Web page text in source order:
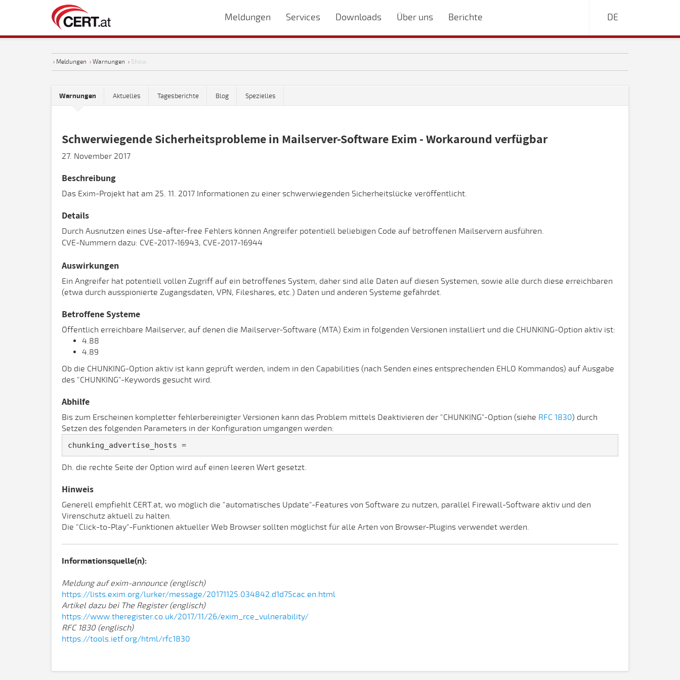
Meldungen Services Downloads Über uns Berichte DE
› Meldungen › Warnungen › Show
Warnungen Aktuelles Tagesberichte Blog Spezielles
Schwerwiegende Sicherheitsprobleme in Mailserver-Software Exim - Workaround verfügbar
27. November 2017
Beschreibung
Das Exim-Projekt hat am 25. 11. 2017 Informationen zu einer schwerwiegenden Sicherheitslücke veröffentlicht.
Details
Durch Ausnutzen eines Use-after-free Fehlers können Angreifer potentiell beliebigen Code auf betroffenen Mailservern ausführen.
CVE-Nummern dazu: CVE-2017-16943, CVE-2017-16944
Auswirkungen
Ein Angreifer hat potentiell vollen Zugriff auf ein betroffenes System, daher sind alle Daten auf diesen Systemen, sowie alle durch diese erreichbaren
(etwa durch ausspionierte Zugangsdaten, VPN, Fileshares, etc.) Daten und anderen Systeme gefährdet.
Betroffene Systeme
Öffentlich erreichbare Mailserver, auf denen die Mailserver-Software (MTA) Exim in folgenden Versionen installiert und die CHUNKING-Option aktiv ist:
4.88
4.89
Ob die CHUNKING-Option aktiv ist kann geprüft werden, indem in den Capabilities (nach Senden eines entsprechenden EHLO Kommandos) auf Ausgabe
des "CHUNKING"-Keywords gesucht wird.
Abhilfe
Bis zum Erscheinen kompletter fehlerbereinigter Versionen kann das Problem mittels Deaktivieren der "CHUNKING"-Option (siehe RFC 1830) durch
Setzen des folgenden Parameters in der Konfiguration umgangen werden:
chunking_advertise_hosts =
Dh. die rechte Seite der Option wird auf einen leeren Wert gesetzt.
Hinweis
Generell empfiehlt CERT.at, wo möglich die "automatisches Update"-Features von Software zu nutzen, parallel Firewall-Software aktiv und den
Virenschutz aktuell zu halten.
Die "Click-to-Play"-Funktionen aktueller Web Browser sollten möglichst für alle Arten von Browser-Plugins verwendet werden.
Informationsquelle(n):
Meldung auf exim-announce (englisch)
https://lists.exim.org/lurker/message/20171125.034842.d1d75cac.en.html
Artikel dazu bei The Register (englisch)
https://www.theregister.co.uk/2017/11/26/exim_rce_vulnerability/
RFC 1830 (englisch)
https://tools.ietf.org/html/rfc1830